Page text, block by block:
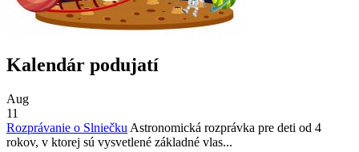
Kalendár podujatí
Aug
11
Rozprávanie o Slniečku Astronomická rozprávka pre deti od 4
rokov, v ktorej sú vysvetlené základné vlas...